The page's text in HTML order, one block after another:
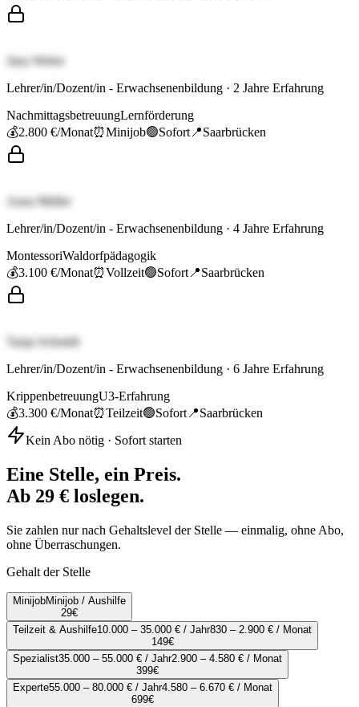
Jana Weber
Lehrer/in/Dozent/in - Erwachsenenbildung · 2 Jahre Erfahrung
NachmittagsbetreuungLernförderung
💰2.800 €/Monat⏰Minijob🟢Sofort 📍Saarbrücken
Anna Müller
Lehrer/in/Dozent/in - Erwachsenenbildung · 4 Jahre Erfahrung
MontessoriWaldorfpädagogik
💰3.100 €/Monat⏰Vollzeit🟢Sofort 📍Saarbrücken
Tanja Schmidt
Lehrer/in/Dozent/in - Erwachsenenbildung · 6 Jahre Erfahrung
KrippenbetreuungU3-Erfahrung
💰3.300 €/Monat⏰Teilzeit🟢Sofort 📍Saarbrücken
Kein Abo nötig · Sofort starten
Eine Stelle, ein Preis.
Ab 29 € loslegen.
Sie zahlen nur nach Gehaltslevel der Stelle — einmalig, ohne Abo,
ohne Überraschungen.
Gehalt der Stelle
MinijobMinijob / Aushilfe
29€
Teilzeit & Aushilfe10.000 – 35.000 € / Jahr830 – 2.900 € / Monat
149€
Spezialist35.000 – 55.000 € / Jahr2.900 – 4.580 € / Monat
399€
Experte55.000 – 80.000 € / Jahr4.580 – 6.670 € / Monat
699€